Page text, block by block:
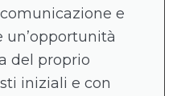
e
del proprio
iniziali e con